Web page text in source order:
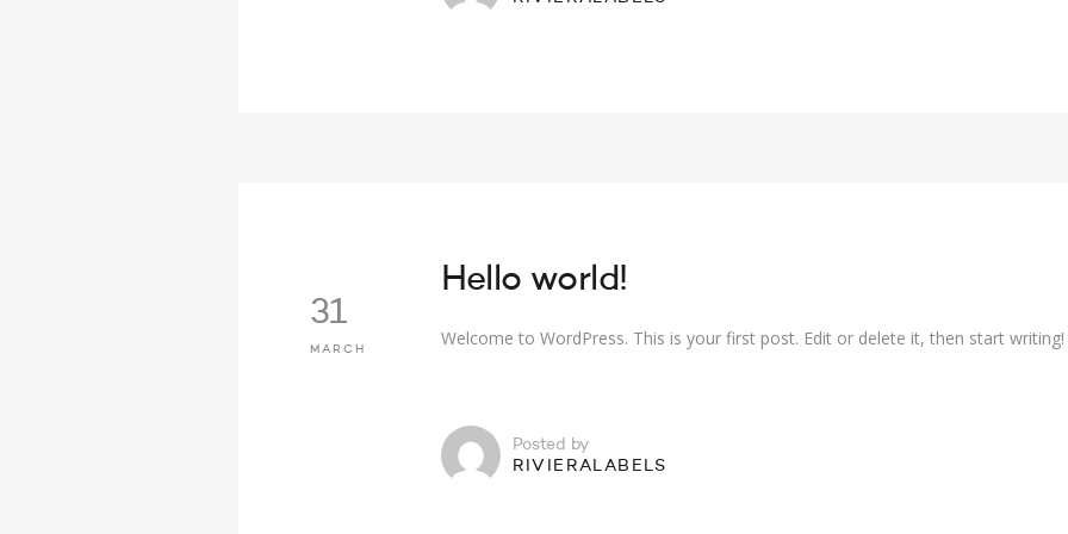
31
MARCH
Hello world!
Welcome to WordPress. This is your first post. Edit or delete it, then start writing!
Posted by
RIVIERALABELS